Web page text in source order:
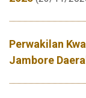
Perwakilan
Jambore